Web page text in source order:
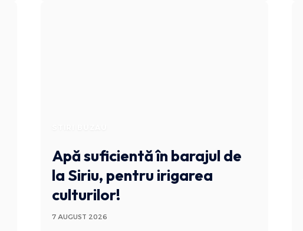
Apă suficientă în barajul de
la Siriu, pentru irigarea
culturilor!
7 AUGUST 2026